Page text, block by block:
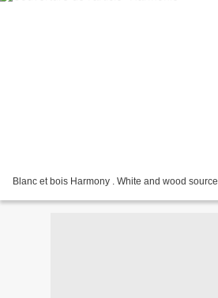
Blanc et bois Harmony . White and wood source